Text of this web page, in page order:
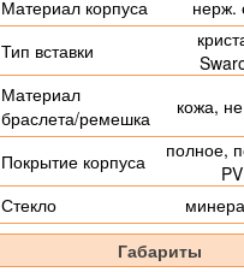
Материал корпуса
нерж.
Тип вставки
Материал
браслета/ремешка
кожа,
Покрытие корпуса
полное,
Стекло
Габариты